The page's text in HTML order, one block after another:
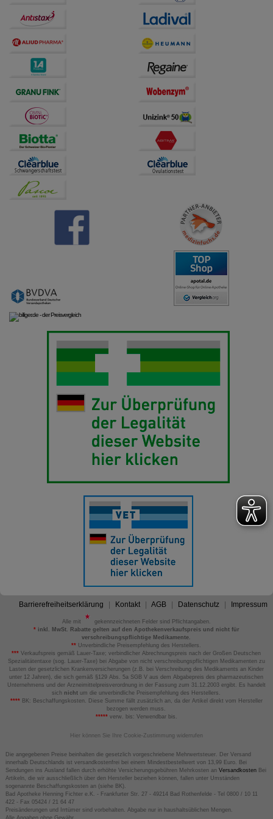
Dritte wie z.B. Google oder soziale Medien
übertragen werden.
Barrierefreiheitserklärung Kontakt AGB Datenschutz Impressum
Alle mit
gekennzeichneten Felder sind Pflichtangaben.
*inkl. MwSt. Rabatte gelten auf den Apothekenverkaufspreis und nicht für
verschreibungspflichtige Medikamente.
** Unverbindliche Preisempfehlung des Herstellers.
*** Verkaufspreis gemäß Lauer-Taxe; verbindlicher Abrechnungspreis nach der Großen Deutschen
Spezialitätentaxe (sog. Lauer-Taxe) bei Abgabe von nicht verschreibungspflichtigen Medikamenten zu
Lasten der gesetzlichen Krankenversicherungen (z.B. bei Verschreibung des Medikaments an Kinder
unter 12 Jahren), die sich gemäß §129 Abs. 5a SGB V aus dem Abgabepreis des pharmazeutischen
Unternehmens und der Arzneimittelpreisverordnung in der Fassung zum 31.12.2003 ergibt. Es handelt
sich nicht um die unverbindliche Preisempfehlung des Herstellers.
****BK: Beschaffungskosten. Diese Summe fällt zusätzlich an, da der Artikel direkt vom Hersteller
bezogen werden muss.
*****verw. bis: Verwendbar bis.
Hier können Sie Ihre Cookie-Zustimmung widerrufen
Die angegebenen Preise beinhalten die gesetzlich vorgeschriebene Mehrwertsteuer. Der Versand
innerhalb Deutschlands ist versandkostenfrei bei einem Mindestbestellwert von 13,99 Euro. Bei
Sendungen ins Ausland fallen durch erhöhte Versicherungsgebühren Mehrkosten an VersandkostenBei
Artikeln, die wir ausschließlich über den Hersteller beziehen können, fallen unter Umständen
sogenannte Beschaffungskosten an (siehe BK).
Bad Apotheke Henning Fichter e.K. - Frankfurter Str. 27 - 49214 Bad Rothenfelde - Tel 0800 / 10 11
422 - Fax 05424 / 21 64 47
Preisänderungen und Irrtümer sind vorbehalten. Abgabe nur in haushaltsüblichen Mengen.
Alle Angaben ohne Gewähr.